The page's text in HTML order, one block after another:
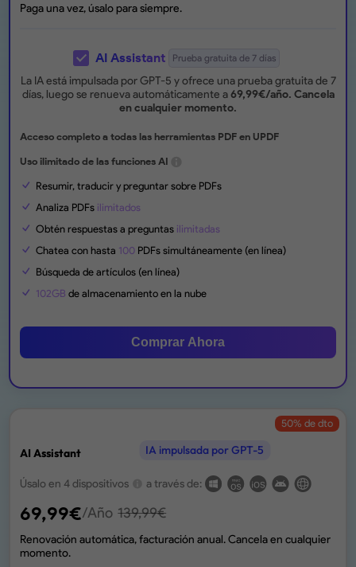
Paga una vez, úsalo para siempre.
AI Assistant Prueba gratuita de 7 días
La IA está impulsada por GPT-5 y ofrece una prueba gratuita de 7
días, luego se renueva automáticamente a69,99€/año. Cancela
en cualquier momento.
Acceso completo a todas las herramientas PDF en UPDF
Uso ilimitado de las funciones AI
Resumir, traducir y preguntar sobre PDFs
Analiza PDFs ilimitados
Obtén respuestas a preguntas ilimitadas
Chatea con hasta 100 PDFs simultáneamente (en línea)
Búsqueda de artículos (en línea)
102GB de almacenamiento en la nube
Comprar Ahora
AI Assistant IA impulsada por GPT-5
50% de dto
Úsalo en 4 dispositivos a través de:
69,99€/Año 139,99€
Renovación automática, facturación anual. Cancela en cualquier
momento.